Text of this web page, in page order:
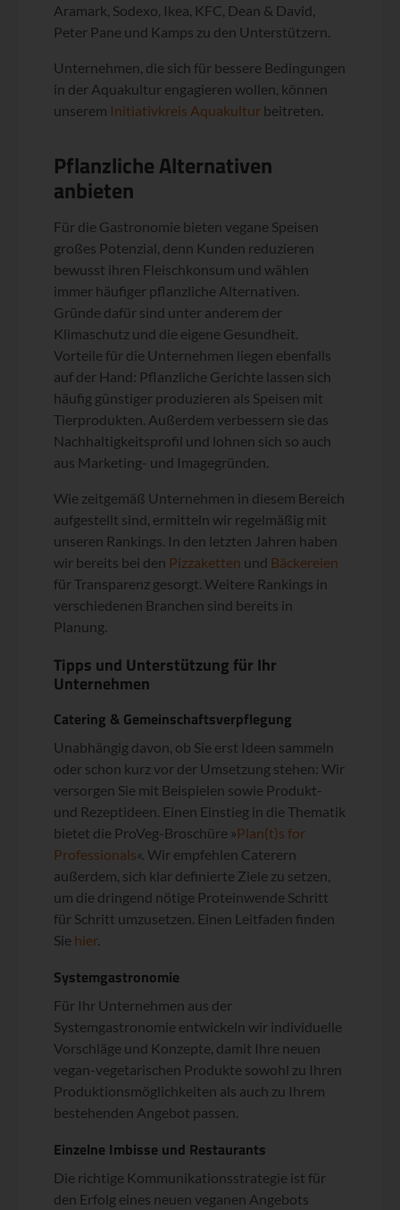
Aramark, Sodexo, Ikea, KFC, Dean & David,
Peter Pane und Kamps zu den Unterstützern.
Unternehmen, die sich für bessere Bedingungen
in der Aquakultur engagieren wollen, können
unserem Initiativkreis Aquakultur beitreten.
Pflanzliche Alternativen
anbieten
Für die Gastronomie bieten vegane Speisen
großes Potenzial, denn Kunden reduzieren
bewusst ihren Fleischkonsum und wählen
immer häufiger pflanzliche Alternativen.
Gründe dafür sind unter anderem der
Klimaschutz und die eigene Gesundheit.
Vorteile für die Unternehmen liegen ebenfalls
auf der Hand: Pflanzliche Gerichte lassen sich
häufig günstiger produzieren als Speisen mit
Tierprodukten. Außerdem verbessern sie das
Nachhaltigkeitsprofil und lohnen sich so auch
aus Marketing- und Imagegründen.
Wie zeitgemäß Unternehmen in diesem Bereich
aufgestellt sind, ermitteln wir regelmäßig mit
unseren Rankings. In den letzten Jahren haben
wir bereits bei den Pizzaketten und Bäckereien
für Transparenz gesorgt. Weitere Rankings in
verschiedenen Branchen sind bereits in
Planung.
Tipps und Unterstützung für Ihr
Unternehmen
Catering & Gemeinschaftsverpflegung
Unabhängig davon, ob Sie erst Ideen sammeln
oder schon kurz vor der Umsetzung stehen: Wir
versorgen Sie mit Beispielen sowie Produkt-
und Rezeptideen. Einen Einstieg in die Thematik
bietet die ProVeg-Broschüre »Plan(t)s for
Professionals«. Wir empfehlen Caterern
außerdem, sich klar definierte Ziele zu setzen,
um die dringend nötige Proteinwende Schritt
für Schritt umzusetzen. Einen Leitfaden finden
Sie hier.
Systemgastronomie
Für Ihr Unternehmen aus der
Systemgastronomie entwickeln wir individuelle
Vorschläge und Konzepte, damit Ihre neuen
vegan-vegetarischen Produkte sowohl zu Ihren
Produktionsmöglichkeiten als auch zu Ihrem
bestehenden Angebot passen.
Einzelne Imbisse und Restaurants
Die richtige Kommunikationsstrategie ist für
den Erfolg eines neuen veganen Angebots